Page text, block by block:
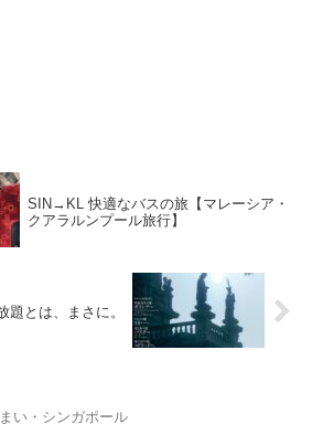
SIN→KL 快適なバスの旅【マレーシア・
クアラルンプール旅行】
題とは、まさに。
い・シンガポール